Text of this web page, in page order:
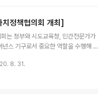
정책협의회 개최]
는 정부와 시도교육청, 민간전문가가
넌스 기구로서 중요한 역할을 수행해 왔
의 대전환을 위한 비상한 노력이 필요
8. 31.